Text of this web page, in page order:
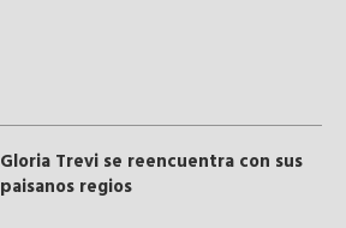
Gloria Trevi se reencuentra con sus
paisanos regios